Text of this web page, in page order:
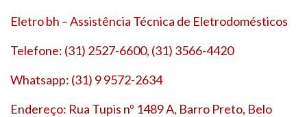
Eletro bh – Assistência Técnica de Eletrodomésticos
Telefone: (31) 2527-6600, (31) 3566-4420
Whatsapp: (31) 9 9572-2634
Endereço: Rua Tupis nº 1489 A, Barro Preto, Belo